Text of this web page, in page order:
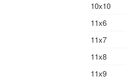
10х10
11х6
11х7
11х8
11х9